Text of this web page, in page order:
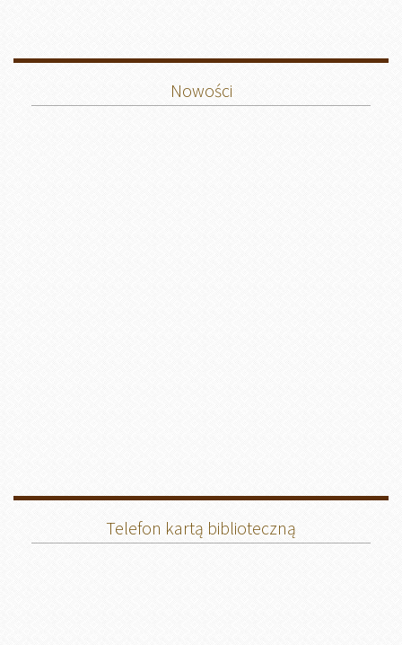
Nowości
Telefon kartą biblioteczną